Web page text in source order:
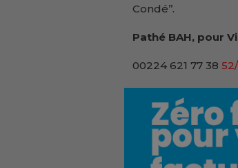
Condé’’.
Pathé BAH, pour
00224 621 77 38